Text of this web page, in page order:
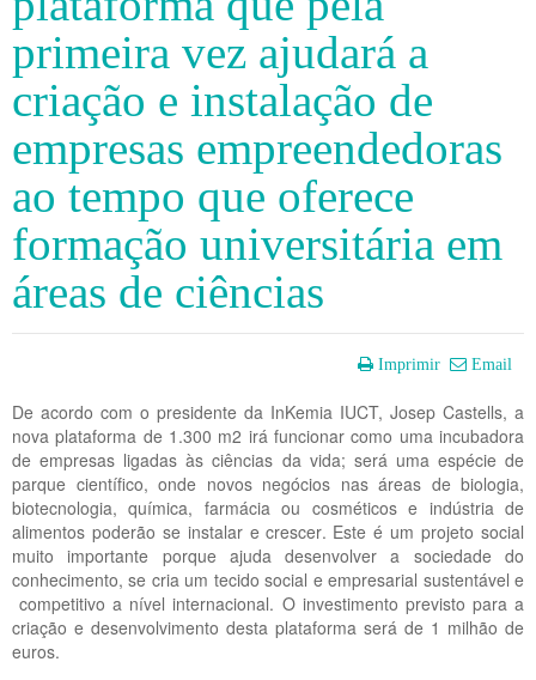
primeira vez ajudará a
criação e instalação de
empresas empreendedoras
ao tempo que oferece
formação universitária em
áreas de ciências
Imprimir Email
De acordo com o presidente da InKemia IUCT, Josep Castells, a
nova plataforma de 1.300 m2 irá funcionar como uma incubadora
de empresas ligadas às ciências da vida; será uma espécie de
parque científico, onde novos negócios nas áreas de biologia,
biotecnologia, química, farmácia ou cosméticos e indústria de
alimentos poderão se instalar e crescer. Este é um projeto social
muito importante porque ajuda desenvolver a sociedade do
conhecimento, se cria um tecido social e empresarial sustentável e
competitivo a nível internacional. O investimento previsto para a
criação e desenvolvimento desta plataforma será de 1 milhão de
euros.